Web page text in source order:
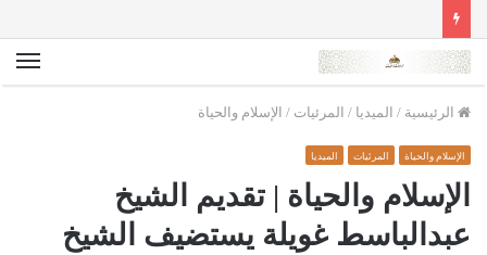
الرئيسية / الميديا / المرئيات / الإسلام والحياة
الإسلام والحياة المرئيات الميديا
الإسلام والحياة | تقديم الشيخ
عبدالباسط غويلة يستضيف الشيخ